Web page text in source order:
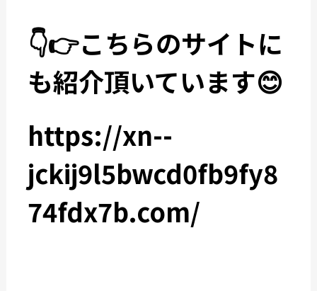
👇👉こちらのサイトに
も紹介頂いています😊
https://xn--
jckij9l5bwcd0fb9fy8
74fdx7b.com/